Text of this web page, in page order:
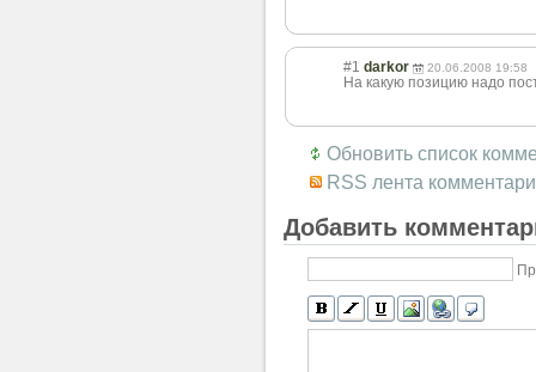
#1 darkor 20.06.2008 19:58
На какую позицию надо
Обновить список
RSS лента
Добавить